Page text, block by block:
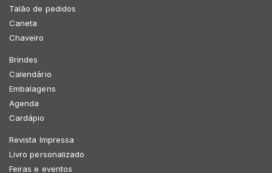
Talão de pedidos
Caneta
Chaveiro
Brindes
Calendário
Embalagens
Agenda
Cardápio
Revista Impressa
Livro personalizado
Feiras e eventos